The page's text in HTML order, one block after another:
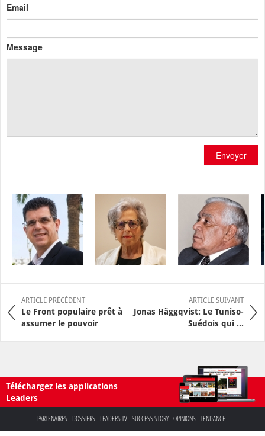
Email
Message
Envoyer
ARTICLE PRÉCÉDENT
Le Front populaire prêt à
assumer le pouvoir
ARTICLE SUIVANT
Jonas Häggqvist: Le Tuniso-
Suédois qui ...
Téléchargez les applications
Leaders
PARTENAIRES DOSSIERS LEADERS TV SUCCESS STORY OPINIONS TENDANCE